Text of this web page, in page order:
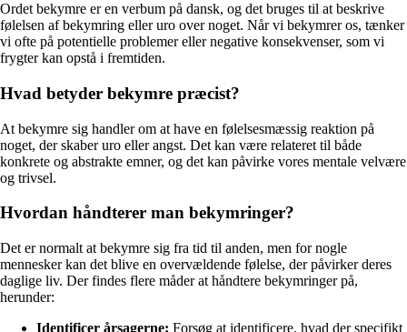
Ordet bekymre er en verbum på dansk, og det bruges til at beskrive
følelsen af bekymring eller uro over noget. Når vi bekymrer os, tænker
vi ofte på potentielle problemer eller negative konsekvenser, som vi
frygter kan opstå i fremtiden.
Hvad betyder bekymre præcist?
At bekymre sig handler om at have en følelsesmæssig reaktion på
noget, der skaber uro eller angst. Det kan være relateret til både
konkrete og abstrakte emner, og det kan påvirke vores mentale velvære
og trivsel.
Hvordan håndterer man bekymringer?
Det er normalt at bekymre sig fra tid til anden, men for nogle
mennesker kan det blive en overvældende følelse, der påvirker deres
daglige liv. Der findes flere måder at håndtere bekymringer på,
herunder:
Identificer årsagerne: Forsøg at identificere, hvad der specifikt